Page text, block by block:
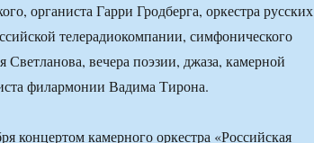
органиста Гарри Гродберга, оркестра русских
телерадиокомпании, симфонического
вечера поэзии, джаза, камерной
филармонии Вадима Тирона.
концертом камерного оркестра «Российская